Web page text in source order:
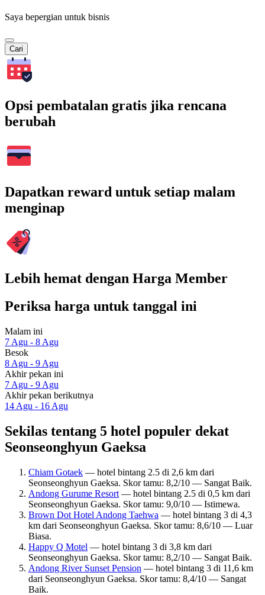
Saya bepergian untuk bisnis
Cari
Opsi pembatalan gratis jika rencana
berubah
Dapatkan reward untuk setiap malam
menginap
Lebih hemat dengan Harga Member
Periksa harga untuk tanggal ini
Malam ini
7 Agu - 8 Agu
Besok
8 Agu - 9 Agu
Akhir pekan ini
7 Agu - 9 Agu
Akhir pekan berikutnya
14 Agu - 16 Agu
Sekilas tentang 5 hotel populer dekat
Seonseonghyun Gaeksa
Chiam Gotaek — hotel bintang 2.5 di 2,6 km dari
Seonseonghyun Gaeksa. Skor tamu: 8,2/10 — Sangat Baik.
Andong Gurume Resort — hotel bintang 2.5 di 0,5 km dari
Seonseonghyun Gaeksa. Skor tamu: 9,0/10 — Istimewa.
Brown Dot Hotel Andong Taehwa — hotel bintang 3 di 4,3
km dari Seonseonghyun Gaeksa. Skor tamu: 8,6/10 — Luar
Biasa.
Happy Q Motel — hotel bintang 3 di 3,8 km dari
Seonseonghyun Gaeksa. Skor tamu: 8,2/10 — Sangat Baik.
Andong River Sunset Pension — hotel bintang 3 di 11,6 km
dari Seonseonghyun Gaeksa. Skor tamu: 8,4/10 — Sangat
Baik.